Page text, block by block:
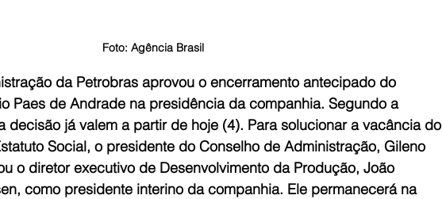
Foto: Agência Brasil
da Petrobras aprovou o encerramento antecipado do
Paes de Andrade na presidência da companhia. Segundo a
decisão já valem a partir de hoje (4). Para solucionar a vacância do
Social, o presidente do Conselho de Administração, Gileno
o diretor executivo de Desenvolvimento da Produção, João
como presidente interino da companhia. Ele permanecerá na